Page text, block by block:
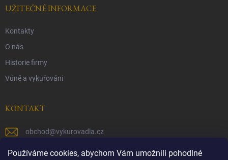
Používáme cookies, abychom Vám umožnili pohodlné
UŽITEČNÉ INFORMACE
Kontakty
O nás
Historie firmy
Vůně a vykuřováni
KONTAKT
obchod@vykurovadla.cz
+420 603 149 699